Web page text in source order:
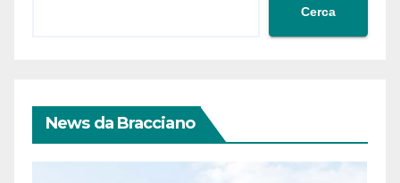
Cerca
News da Bracciano